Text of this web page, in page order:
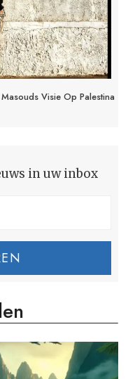
Visie Op Palestina
in uw inbox